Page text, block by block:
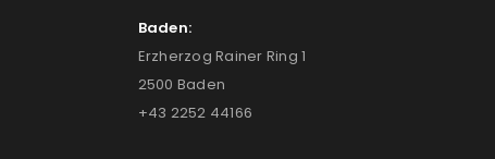
Baden:
Erzherzog Rainer Ring 1
2500 Baden
+43 2252 44166